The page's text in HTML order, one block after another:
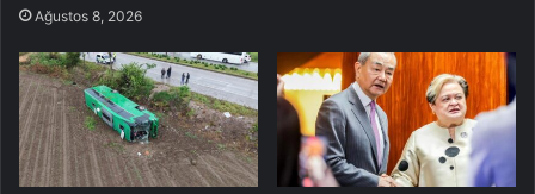
Ağustos 8, 2026